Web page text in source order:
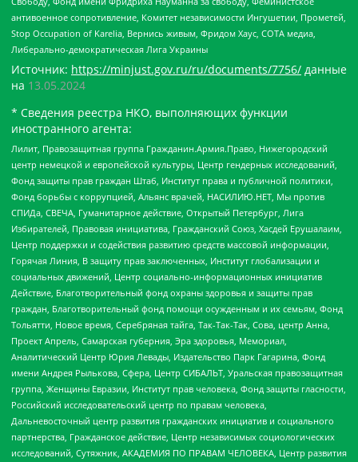
антивоенное сопротивление, Комитет независимости Ингушетии, Прометей,
Stop Occupation of Karelia, Вернись живым, Фридом Хаус, СОТА медиа,
Либерально-демократическая Лига Украины
Источник: https://minjust.gov.ru/ru/documents/7756/ данные
на 13.05.2024
* Сведения реестра НКО, выполняющих функции
иностранного агента:
Лилит, Правозащитная группа Гражданин.Армия.Право, Нижегородский
центр немецкой и европейской культуры, Центр гендерных исследований,
Фонд защиты прав граждан Штаб, Институт права и публичной политики,
Фонд борьбы с коррупцией, Альянс врачей, НАСИЛИЮ.НЕТ, Мы против
СПИДа, СВЕЧА, Гуманитарное действие, Открытый Петербург, Лига
Избирателей, Правовая инициатива, Гражданский Союз, Хасдей Ерушалаим,
Центр поддержки и содействия развитию средств массовой информации,
Горячая Линия, В защиту прав заключенных, Институт глобализации и
социальных движений, Центр социально-информационных инициатив
Действие, Благотворительный фонд охраны здоровья и защиты прав
граждан, Благотворительный фонд помощи осужденным и их семьям, Фонд
Тольятти, Новое время, Серебряная тайга, Так-Так-Так, Сова, центр Анна,
Проект Апрель, Самарская губерния, Эра здоровья, Мемориал,
Аналитический Центр Юрия Левады, Издательство Парк Гагарина, Фонд
имени Андрея Рылькова, Сфера, Центр СИБАЛЬТ, Уральская правозащитная
группа, Женщины Евразии, Институт прав человека, Фонд защиты гласности,
Российский исследовательский центр по правам человека,
Дальневосточный центр развития гражданских инициатив и социального
партнерства, Гражданское действие, Центр независимых социологических
исследований, Сутяжник, АКАДЕМИЯ ПО ПРАВАМ ЧЕЛОВЕКА, Центр развития